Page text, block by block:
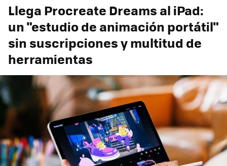
Llega Procreate Dreams al iPad:
un "estudio de animación portátil"
sin suscripciones y multitud de
herramientas